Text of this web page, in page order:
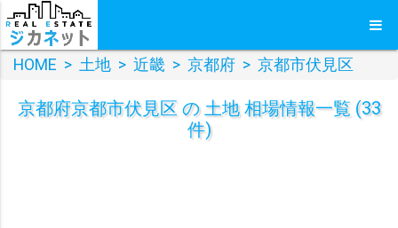
HOME > 土地 > 近畿 > 京都府 > 京都市伏見区
京都府京都市伏見区 の 土地 相場情報一覧 (33
件)